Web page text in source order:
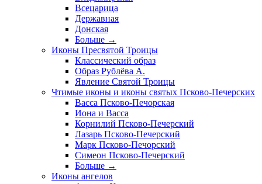
Всецарица
Державная
Донская
Больше →
Иконы Пресвятой Троицы
Классический образ
Образ Рублёва А.
Явление Святой Троицы
Чтимые иконы и иконы святых Псково-Печерских
Васса Псково-Печорская
Иона и Васса
Корнилий Псково-Печерский
Лазарь Псково-Печерский
Марк Псково-Печорский
Симеон Псково-Печерский
Больше →
Иконы ангелов